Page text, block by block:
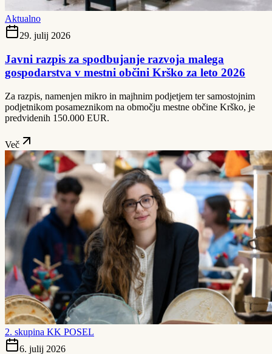
Aktualno
29. julij 2026
Javni razpis za spodbujanje razvoja malega
gospodarstva v mestni občini Krško za leto 2026
Za razpis, namenjen mikro in majhnim podjetjem ter samostojnim
podjetnikom posameznikom na območju mestne občine Krško, je
predvidenih 150.000 EUR.
Več
2. skupina KK POSEL
6. julij 2026